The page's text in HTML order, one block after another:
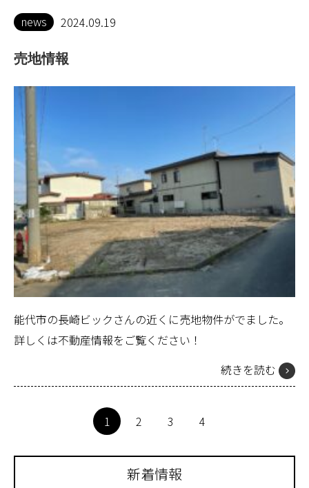
news 2024.09.19
売地情報
能代市の長崎ビックさんの近くに売地物件がでました。
詳しくは不動産情報をご覧ください！
続きを読む
1 2 3 4
新着情報